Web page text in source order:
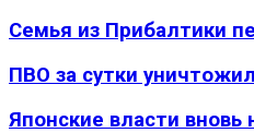
Семья из Прибалтики
ПВО за сутки
Японские власти